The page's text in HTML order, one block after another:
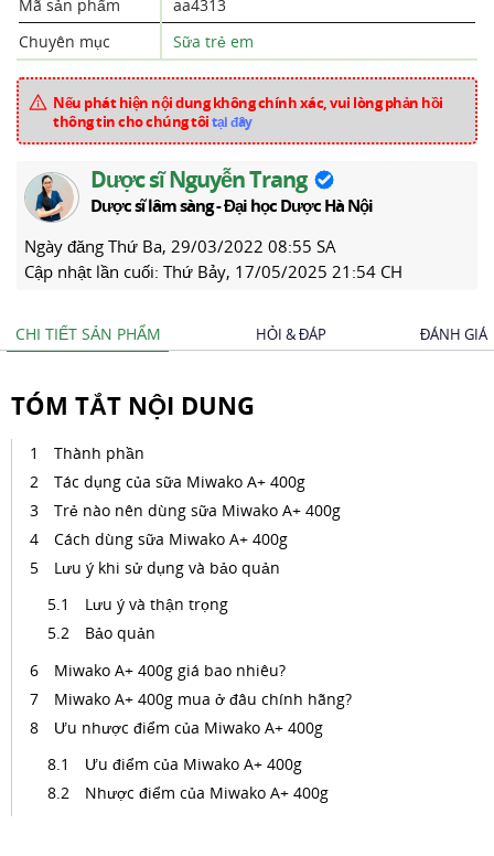
Mã sản phẩm
aa4313
Chuyên mục
Sữa trẻ em
Nếu phát hiện nội dung không chính xác, vui lòng phản hồi
thông tin cho chúng tôitại đây
Dược sĩ Nguyễn Trang
Dược sĩ lâm sàng - Đại học Dược Hà Nội
Ngày đăng Thứ Ba, 29/03/2022 08:55 SA
Cập nhật lần cuối: Thứ Bảy, 17/05/2025 21:54 CH
CHI TIẾT SẢN PHẨM HỎI & ĐÁP ĐÁNH GIÁ
TÓM TẮT NỘI DUNG
Thành phần
Tác dụng của sữa Miwako A+ 400g
Trẻ nào nên dùng sữa Miwako A+ 400g
Cách dùng sữa Miwako A+ 400g
Lưu ý khi sử dụng và bảo quản
Lưu ý và thận trọng
Bảo quản
Miwako A+ 400g giá bao nhiêu?
Miwako A+ 400g mua ở đâu chính hãng?
Ưu nhược điểm của Miwako A+ 400g
Ưu điểm của Miwako A+ 400g
Nhược điểm của Miwako A+ 400g